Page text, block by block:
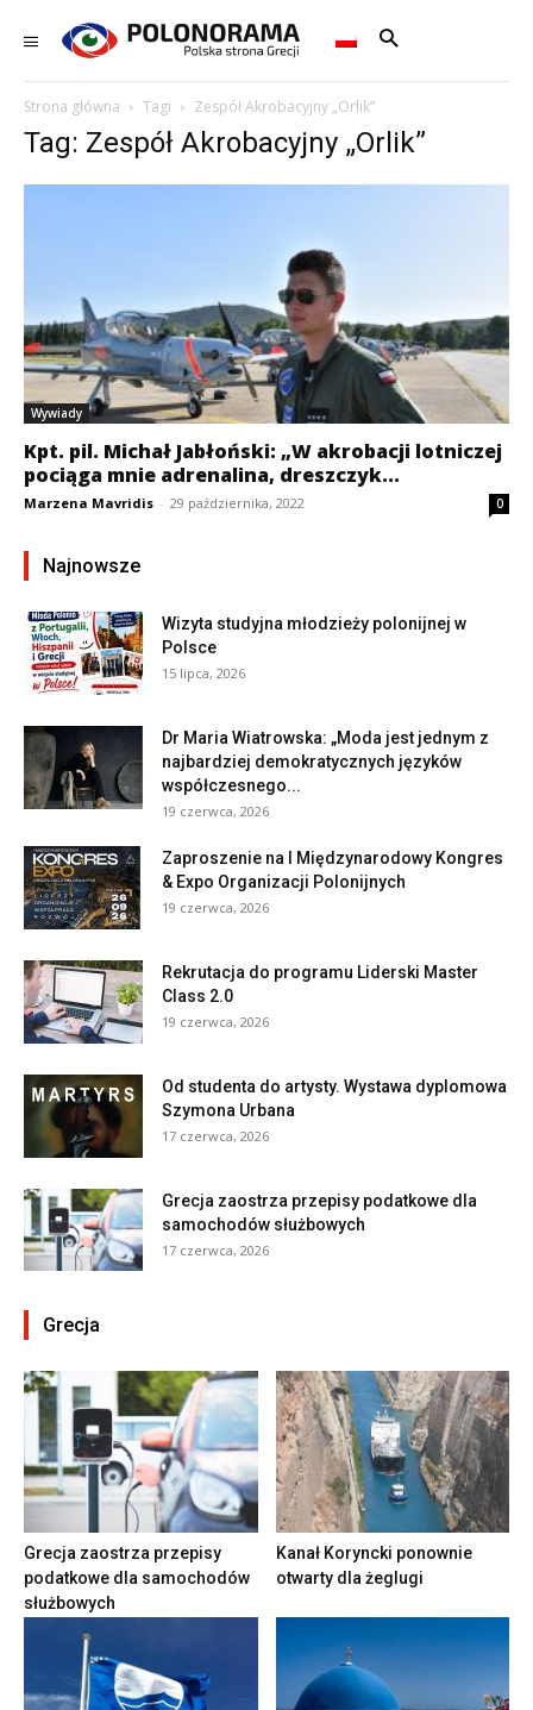
Strona główna Tagi Zespół Akrobacyjny „Orlik”
Tag: Zespół Akrobacyjny „Orlik”
Wywiady
Kpt. pil. Michał Jabłoński: „W akrobacji lotniczej
pociąga mnie adrenalina, dreszczyk...
Marzena Mavridis - 29 października, 2022 0
Najnowsze
Wizyta studyjna młodzieży polonijnej w
Polsce
15 lipca, 2026
Dr Maria Wiatrowska: „Moda jest jednym z
najbardziej demokratycznych języków
współczesnego...
19 czerwca, 2026
Zaproszenie na I Międzynarodowy Kongres
& Expo Organizacji Polonijnych
19 czerwca, 2026
Rekrutacja do programu Liderski Master
Class 2.0
19 czerwca, 2026
Od studenta do artysty. Wystawa dyplomowa
Szymona Urbana
17 czerwca, 2026
Grecja zaostrza przepisy podatkowe dla
samochodów służbowych
17 czerwca, 2026
Grecja
Grecja zaostrza przepisy
podatkowe dla samochodów
służbowych
Kanał Koryncki ponownie
otwarty dla żeglugi